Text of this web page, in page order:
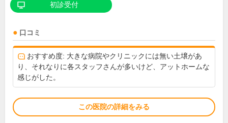
初診受付
口コミ
おすすめ度: 大きな病院やクリニックには無い土壌があ
り、それなりに各スタッフさんが多いけど、アットホームな
感じがした。
この医院の詳細をみる